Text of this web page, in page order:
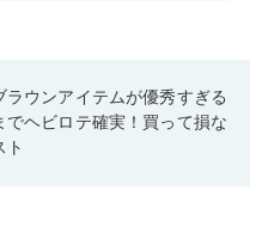
ラウンアイテムが優秀すぎる
ヘビロテ確実！買って損な
ト